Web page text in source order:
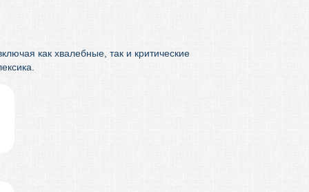
как хвалебные, так и критические